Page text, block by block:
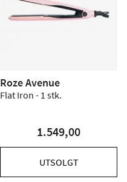
Roze Avenue
Flat Iron - 1 stk.
1.549,00
UTSOLGT